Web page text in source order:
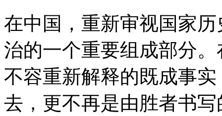
在中国，重新审视国家
治的一个重要组成部分
不容重新解释的既成事
去，更不再是由胜者书